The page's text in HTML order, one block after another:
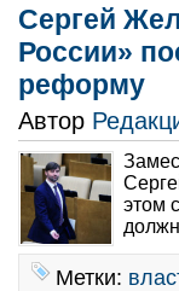
Сергей
России»
реформу
Автор
этом
Метки: